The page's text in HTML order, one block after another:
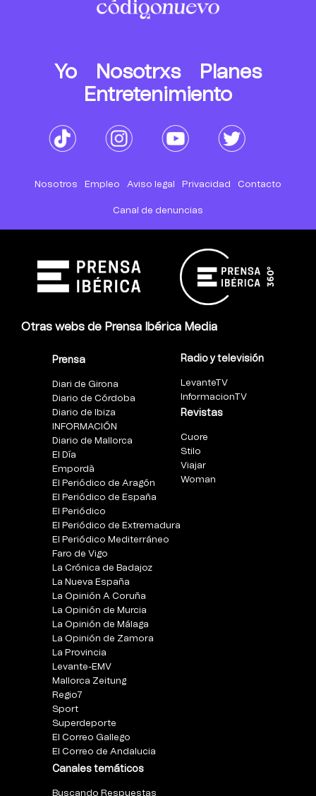
Yo Nosotrxs
Planes
Entretenimiento
Nosotros Empleo Aviso legal Privacidad Contacto
Canal de denuncias
Otras webs de Prensa Ibérica Media
Prensa
Diari de Girona
Diario de Córdoba
Diario de Ibiza
INFORMACIÓN
Diario de Mallorca
El Día
Empordà
El Periódico de Aragón
El Periódico de España
El Periódico
El Periódico de Extremadura
El Periódico Mediterráneo
Faro de Vigo
La Crónica de Badajoz
La Nueva España
La Opinión A Coruña
La Opinión de Murcia
La Opinión de Málaga
La Opinión de Zamora
La Provincia
Levante-EMV
Mallorca Zeitung
Regio7
Sport
Superdeporte
El Correo Gallego
El Correo de Andalucia
Canales temáticos
Buscando Respuestas
Radio y televisión
LevanteTV
InformacionTV
Revistas
Cuore
Stilo
Viajar
Woman